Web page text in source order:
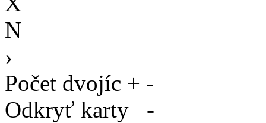
N
›
Počet dvojíc + -
Odkryť karty
-